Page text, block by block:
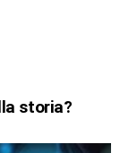
storia?